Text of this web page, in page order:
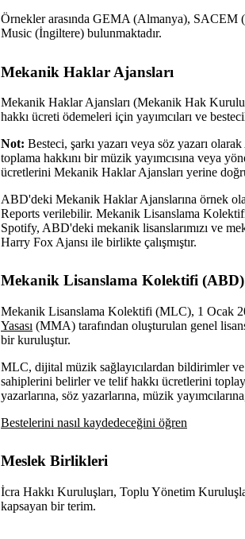
Örnekler arasında GEMA (Almanya),
Music (İngiltere) bulunmaktadır.
Mekanik Haklar Ajansları
Mekanik Haklar Ajansları (Mekanik Hak
hakkı ücreti ödemeleri için yayımcıları ve
Not: Besteci, şarkı yazarı veya söz yazarı
toplama hakkını bir müzik yayımcısına veya
ücretlerini Mekanik Haklar Ajansları yerine
ABD'deki Mekanik Haklar Ajanslarına örnek
Reports verilebilir. Mekanik Lisanslama
Spotify, ABD'deki mekanik lisanslarımızı ve
Harry Fox Ajansı ile birlikte çalışmıştır.
Mekanik Lisanslama Kolektifi (ABD)
Mekanik Lisanslama Kolektifi (MLC), 1 Ocak
Yasası (MMA) tarafından oluşturulan genel
bir kuruluştur.
MLC, dijital müzik sağlayıcılardan bildirimler
sahiplerini belirler ve telif hakkı ücretlerini
yazarlarına, söz yazarlarına, müzik
Bestelerini nasıl kaydedeceğini öğren
Meslek Birlikleri
İcra Hakkı Kuruluşları, Toplu Yönetim
kapsayan bir terim.